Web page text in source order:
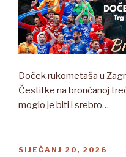
Doček rukometaša u
Čestitke na brončanoj
moglo je biti i srebro…
OBJAVLJENO
SIJEČANJ 20, 2026